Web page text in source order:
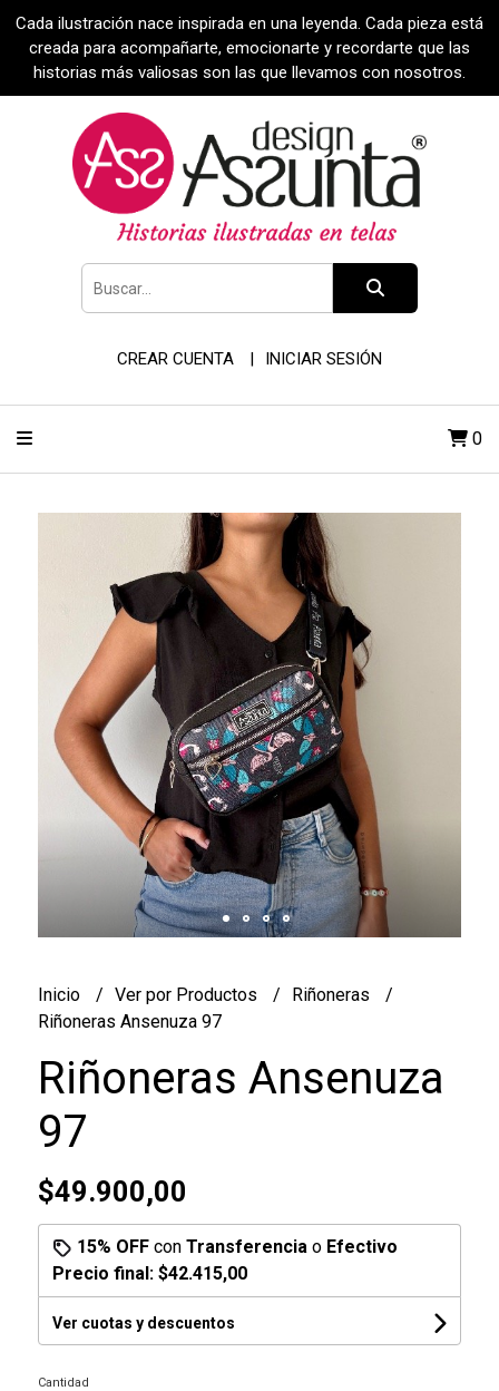
Cada ilustración nace inspirada en una leyenda. Cada pieza está
creada para acompañarte, emocionarte y recordarte que las
historias más valiosas son las que llevamos con nosotros.
CREAR CUENTA INICIAR SESIÓN
0
Inicio Ver por Productos
Riñoneras
Riñoneras Ansenuza 97
Riñoneras Ansenuza
97
$49.900,00
15% OFFcon Transferencia o Efectivo
Precio final: $42.415,00
Ver cuotas y descuentos
Cantidad